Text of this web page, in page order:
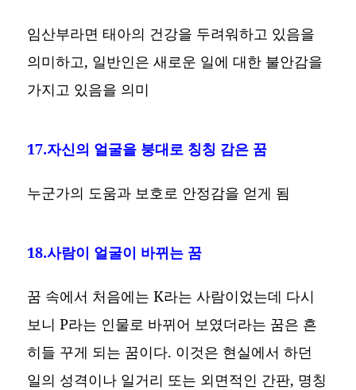
임산부라면 태아의 건강을 두려워하고 있음을
의미하고, 일반인은 새로운 일에 대한 불안감을
가지고 있음을 의미
17.자신의 얼굴을 붕대로 칭칭 감은 꿈
누군가의 도움과 보호로 안정감을 얻게 됨
18.사람이 얼굴이 바뀌는 꿈
꿈 속에서 처음에는 K라는 사람이었는데 다시
보니 P라는 인물로 바뀌어 보였더라는 꿈은 흔
히들 꾸게 되는 꿈이다. 이것은 현실에서 하던
일의 성격이나 일거리 또는 외면적인 간판, 명칭